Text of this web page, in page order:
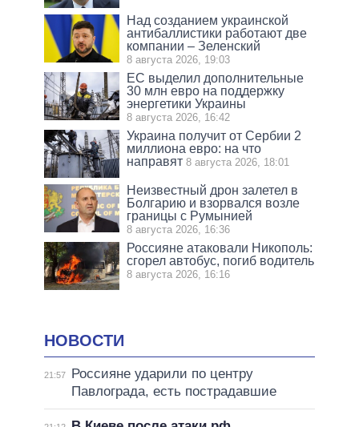
Над созданием украинской
антибаллистики работают две
компании – Зеленский
8 августа 2026, 19:03
ЕС выделил дополнительные
30 млн евро на поддержку
энергетики Украины
8 августа 2026, 16:42
Украина получит от Сербии 2
миллиона евро: на что
направят 8 августа 2026, 18:01
Неизвестный дрон залетел в
Болгарию и взорвался возле
границы с Румынией
8 августа 2026, 16:36
Россияне атаковали Никополь:
сгорел автобус, погиб водитель
8 августа 2026, 16:16
НОВОСТИ
21:57
Россияне ударили по центру
Павлограда, есть пострадавшие